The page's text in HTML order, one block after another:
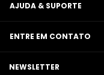
AJUDA & SUPORTE
ENTRE EM CONTATO
NEWSLETTER